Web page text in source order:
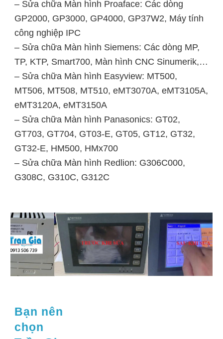
– Sửa chữa Màn hình Proaface: Các dòng
GP2000, GP3000, GP4000, GP37W2, Máy tính
công nghiệp IPC
– Sửa chữa Màn hình Siemens: Các dòng MP,
TP, KTP, Smart700, Màn hình CNC Sinumerik,…
– Sửa chữa Màn hình Easyview: MT500,
MT506, MT508, MT510, eMT3070A, eMT3105A,
eMT3120A, eMT3150A
– Sửa chữa Màn hình Panasonics: GT02,
GT703, GT704, GT03-E, GT05, GT12, GT32,
GT32-E, HM500, HMx700
– Sửa chữa Màn hình Redlion: G306C000,
G308C, G310C, G312C
Bạn nên
chọn